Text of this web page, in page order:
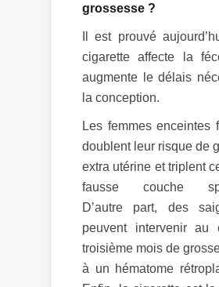
grossesse ?
Il est prouvé
cigarette affecte la
augmente le délais
la conception.
Les femmes enceintes
doublent leur risque de
extra utérine et triplent
fausse couche
D’autre part, des
peuvent intervenir au
troisième mois de
à un hématome